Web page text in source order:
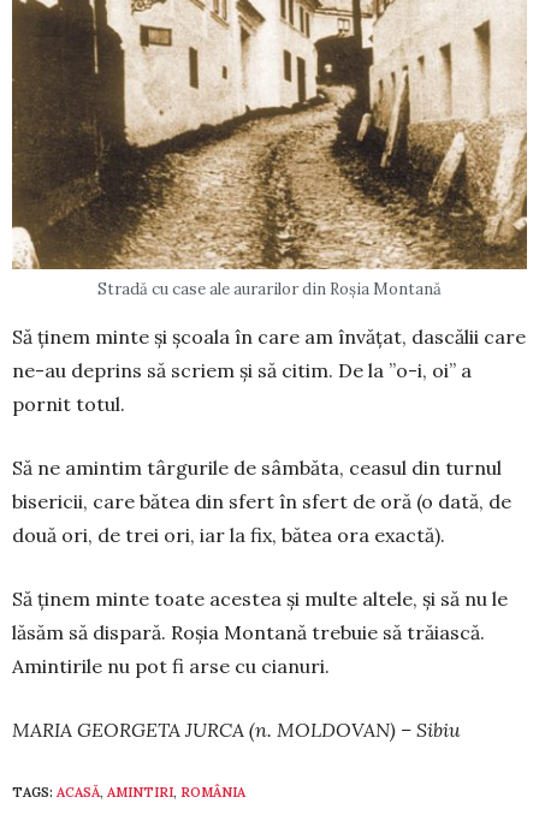
Stradă cu case ale aurarilor din Roșia Montană
Să ținem minte și școala în care am învățat, dascălii care
ne-au deprins să scriem și să citim. De la ­”o-i, oi” a
pornit totul.
Să ne amintim târgurile de sâmbăta, ceasul din turnul
bisericii, care bătea din sfert în sfert de oră (o dată, de
două ori, de trei ori, iar la fix, bătea ora ­exac­tă).
Să ținem minte toate acestea și multe altele, și să nu le
lăsăm să dispară. Roșia Montană trebuie să trăiască.
Amintirile nu pot fi arse cu cianuri.
MARIA GEORGETA JURCA (n. MOLDOVAN) – Sibiu
TAGS: ACASĂ, AMINTIRI, ROMÂNIA